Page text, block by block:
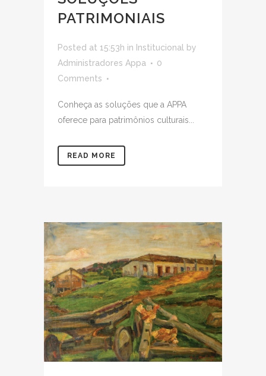
PATRIMONIAIS
Posted at 15:53h in Institucional by
Administradores Appa
0
Comments
Conheça as soluções que a APPA
oferece para patrimônios culturais...
READ MORE